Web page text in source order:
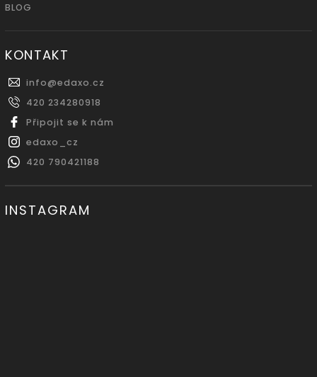
BLOG
KONTAKT
info@edaxo.cz
420 234280918
Připojit se k nám
edaxo_cz
420 790421188
INSTAGRAM